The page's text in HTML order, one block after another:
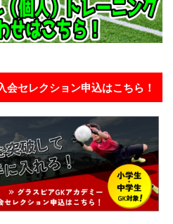
会セレクション申込はこちら！
瞬間視
知識
余裕 答え
素早さ
背が伸びる
膝当て
褒める
西川周作
線 記憶
試行錯誤
責任ゾーン
身体能力
逆足
進路
運動神経
量 選抜チーム
長野県